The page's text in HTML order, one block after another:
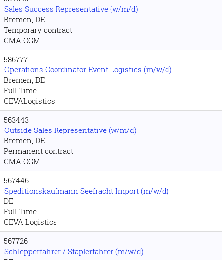
Sales Success Representative (w/m/d)
Bremen, DE
Temporary contract
CMA CGM
586777
Operations Coordinator Event Logistics (m/w/d)
Bremen, DE
Full Time
CEVALogistics
563443
Outside Sales Representative (w/m/d)
Bremen, DE
Permanent contract
CMA CGM
567446
Speditionskaufmann Seefracht Import (m/w/d)
DE
Full Time
CEVA Logistics
567726
Schlepperfahrer / Staplerfahrer (m/w/d)